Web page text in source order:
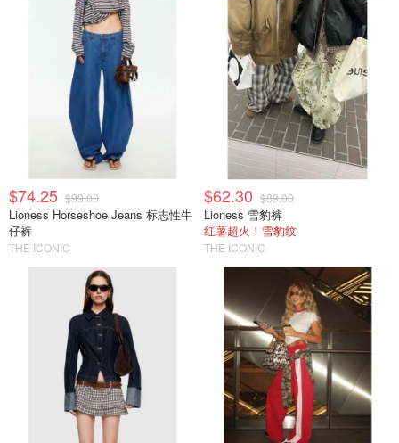
$74.25 $99.00
Lioness Horseshoe Jeans 标志性牛
仔裤
THE ICONIC
$62.30 $89.00
Lioness 雪豹裤
红薯超火！雪豹纹
THE ICONIC